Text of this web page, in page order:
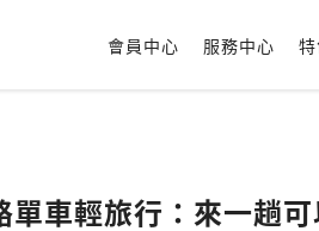
會員中心 服務中心
車輕旅行：來一趟